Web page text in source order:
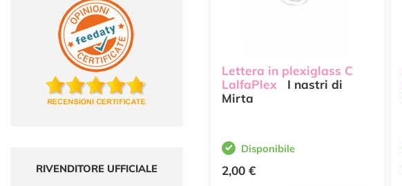
RIVENDITORE UFFICIALE
Lettera in plexiglass C
LalfaPlex
I nastri di
Mirta
Disponibile
2,00 €